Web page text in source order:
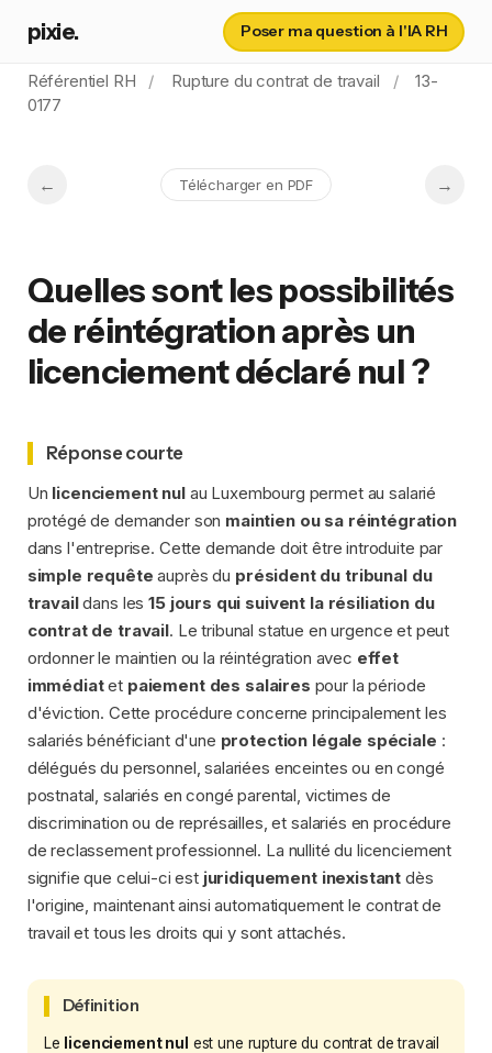
pixie. Poser ma question à l'IA RH
Référentiel RH Rupture du contrat de travail
13-
0177
Télécharger en PDF
Quelles sont les possibilités
de réintégration après un
licenciement déclaré nul ?
Réponse courte
Un licenciement nulau Luxembourg permet au salarié
protégé de demander son maintien ou sa réintégration
dans l'entreprise. Cette demande doit être introduite par
simple requête auprès du président du tribunal du
travaildans les15 jours qui suivent la résiliation du
contrat de travail. Le tribunal statue en urgence et peut
ordonner le maintien ou la réintégration avec effet
immédiatet paiement des salaires pour la période
d'éviction. Cette procédure concerne principalement les
salariés bénéficiant d'une protection légale spéciale :
délégués du personnel, salariées enceintes ou en congé
postnatal, salariés en congé parental, victimes de
discrimination ou de représailles, et salariés en procédure
de reclassement professionnel. La nullité du licenciement
signifie que celui-ci est juridiquement inexistant dès
l'origine, maintenant ainsi automatiquement le contrat de
travail et tous les droits qui y sont attachés.
Définition
Le licenciement nul est une rupture du contrat de travail